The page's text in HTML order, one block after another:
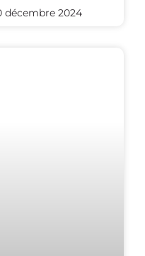
décembre 2024